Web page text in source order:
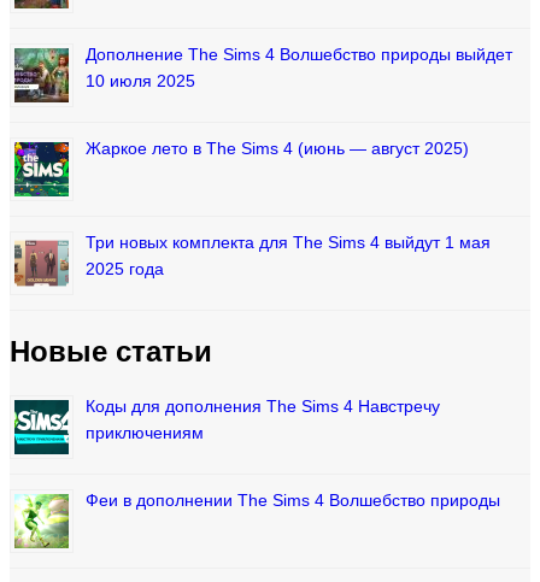
Дополнение The Sims 4 Волшебство природы выйдет
10 июля 2025
Жаркое лето в The Sims 4 (июнь — август 2025)
Три новых комплекта для The Sims 4 выйдут 1 мая
2025 года
Новые статьи
Коды для дополнения The Sims 4 Навстречу
приключениям
Феи в дополнении The Sims 4 Волшебство природы